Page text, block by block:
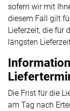
sofern wir mit
diesem Fall gilt
Lieferzeit, die für
längsten
Die Frist für die
am Tag nach